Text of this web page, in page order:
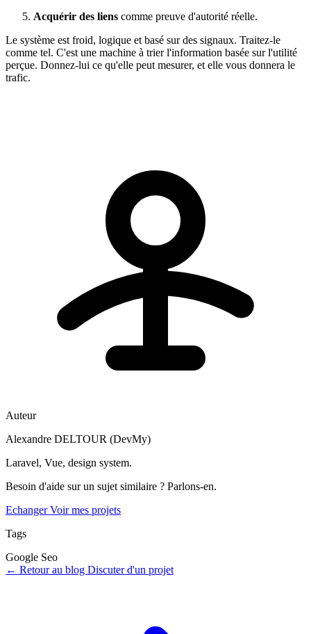
Acquérir des liens comme preuve d'autorité réelle.
Le système est froid, logique et basé sur des signaux. Traitez-le
comme tel. C'est une machine à trier l'information basée sur l'utilité
perçue. Donnez-lui ce qu'elle peut mesurer, et elle vous donnera le
trafic.
Auteur
Alexandre DELTOUR (DevMy)
Laravel, Vue, design system.
Besoin d'aide sur un sujet similaire ? Parlons-en.
EchangerVoir mes projets
Tags
Google Seo
← Retour au blog Discuter d'un projet